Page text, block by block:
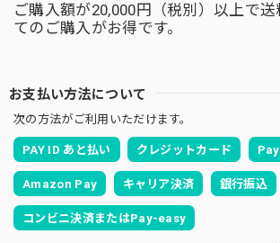
ご購入額が20,000円（税別）以上で
てのご購入がお得です。
お支払い方法について
次の方法がご利用いただけます。
PAY ID あと払い クレジットカード
Amazon Pay キャリア決済 銀行振込
コンビニ決済またはPay-easy